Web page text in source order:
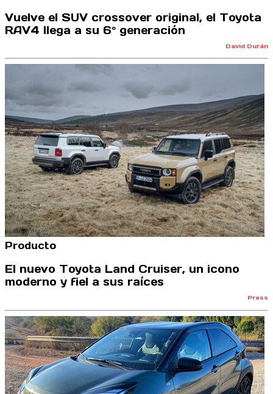
Vuelve el SUV crossover original, el Toyota
RAV4 llega a su 6º generación
David Durán
Producto
El nuevo Toyota Land Cruiser, un icono
moderno y fiel a sus raíces
Press